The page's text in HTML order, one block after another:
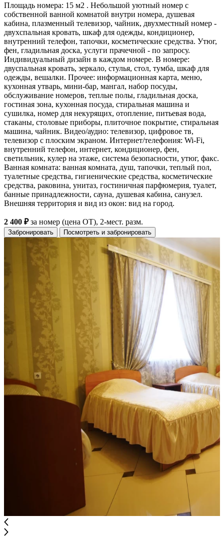
Площадь номера: 15 м2 . Небольшой уютный номер с
собственной ванной комнатой внутри номера, душевая
кабина, плазменный телевизор, чайник, двухместный номер -
двухспальная кровать, шкаф для одежды, кондиционер,
внутренний телефон, тапочки, косметические средства. Утюг,
фен, гладильная доска, услуги прачечной - по запросу.
Индивидуальный дизайн в каждом номере. В номере:
двуспальная кровать, зеркало, стулья, стол, тумба, шкаф для
одежды, вешалки. Прочее: информационная карта, меню,
кухонная утварь, мини-бар, мангал, набор посуды,
обслуживание номеров, теплые полы, гладильная доска,
гостиная зона, кухонная посуда, стиральная машина и
сушилка, номер для некурящих, отопление, питьевая вода,
стаканы, столовые приборы, плиточное покрытие, стиральная
машина, чайник. Видео/аудио: телевизор, цифровое тв,
телевизор с плоским экраном. Интернет/телефония: Wi-Fi,
внутренний телефон, интернет, кондиционер, фен,
светильник, кулер на этаже, система безопасности, утюг, факс.
Ванная комната: ванная комната, душ, тапочки, теплый пол,
туалетные средства, гигиенические средства, косметические
средства, раковина, унитаз, гостиничная парфюмерия, туалет,
банные принадлежности, сауна, душевая кабина, санузел.
Внешняя территория и вид из окон: вид на город.
2 400 ₽за номер (цена ОТ), 2-мест. разм.
Забронировать Посмотреть и забронировать